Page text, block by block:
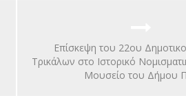
Επίσκεψη του 22ου
Τρικάλων στο Ιστορικό
Μουσείο του Δήμου